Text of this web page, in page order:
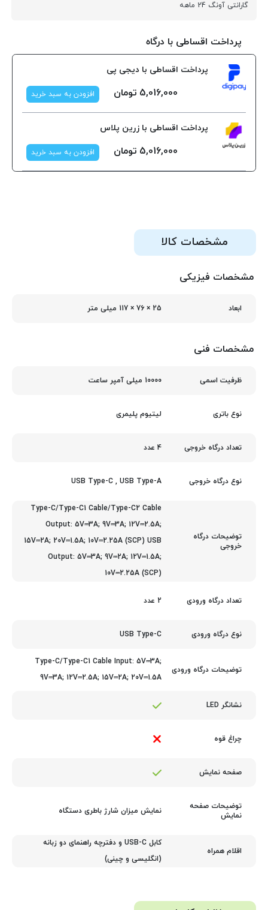
گارانتی آونگ 24 ماهه
پرداخت اقساطی با درگاه
پرداخت اقساطی با دیجی پی
5,016,000 تومان افزودن به سبد خرید
پرداخت اقساطی با زرین پلاس
5,016,000 تومان افزودن به سبد خرید
مشخصات کالا
مشخصات فیزیکی
ابعاد 25 × 76 × 117 میلی‌ متر
مشخصات فنی
ظرفیت اسمی 10000 میلی آمپر ساعت
نوع باتری لیتیوم پلیمری
تعداد درگاه خروجی 4 عدد
نوع درگاه خروجی USB Type-A
,
USB Type-C
توضیحات درگاه
خروجی
Type-C/Type-C1 Cable/Type-C2 Cable
Output: 5V⎓3A; 9V⎓3A; 12V⎓2.5A;
15V⎓2A; 20V⎓1.5A; 10V⎓2.25A (SCP) USB
Output: 5V⎓3A; 9V⎓2A; 12V⎓1.5A;
10V⎓2.25A (SCP)
تعداد درگاه ورودی 2 عدد
نوع درگاه ورودی USB Type-C
توضیحات درگاه ورودی
Type-C/Type-C1 Cable Input: 5V⎓3A;
9V⎓3A; 12V⎓2.5A; 15V⎓2A; 20V⎓1.5A
نشانگر LED
چراغ قوه
صفحه نمایش
توضیحات صفحه
نمایش
نمایش میزان شارژ باطری دستگاه
اقلام همراه
کابل USB-C و دفترچه راهنمای دو زبانه
(انگلیسی و چینی)